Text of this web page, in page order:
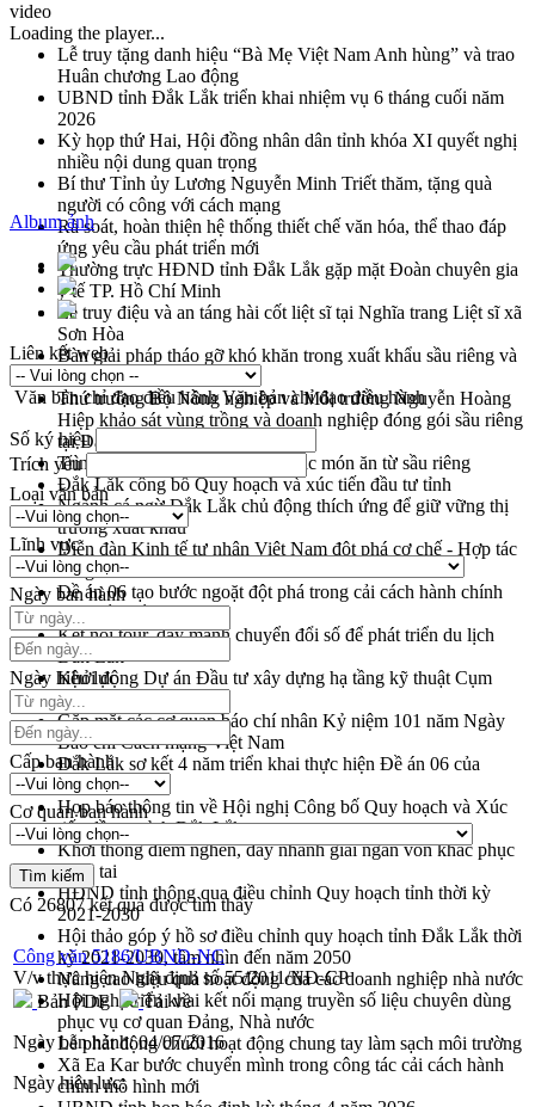
video
Loading the player...
Lễ truy tặng danh hiệu “Bà Mẹ Việt Nam Anh hùng” và trao
Huân chương Lao động
UBND tỉnh Đắk Lắk triển khai nhiệm vụ 6 tháng cuối năm
2026
Kỳ họp thứ Hai, Hội đồng nhân dân tỉnh khóa XI quyết nghị
nhiều nội dung quan trọng
Bí thư Tỉnh ủy Lương Nguyễn Minh Triết thăm, tặng quà
người có công với cách mạng
Rà soát, hoàn thiện hệ thống thiết chế văn hóa, thể thao đáp
ứng yêu cầu phát triển mới
Thường trực HĐND tỉnh Đắk Lắk gặp mặt Đoàn chuyên gia
y tế TP. Hồ Chí Minh
Lễ truy điệu và an táng hài cốt liệt sĩ tại Nghĩa trang Liệt sĩ xã
Sơn Hòa
Bàn giải pháp tháo gỡ khó khăn trong xuất khẩu sầu riêng và
triển khai quy định EUDR
Thứ trưởng Bộ Nông nghiệp và Môi trường Nguyễn Hoàng
Hiệp khảo sát vùng trồng và doanh nghiệp đóng gói sầu riêng
tại Đắk Lắk
Trình diễn nghệ thuật chế biến các món ăn từ sầu riêng
Đắk Lắk công bố Quy hoạch và xúc tiến đầu tư tỉnh
Ngành cá ngừ Đắk Lắk chủ động thích ứng để giữ vững thị
trường xuất khẩu
Diễn đàn Kinh tế tư nhân Việt Nam đột phá cơ chế - Hợp tác
công tư
Đề án 06 tạo bước ngoặt đột phá trong cải cách hành chính
tỉnh Đắk Lắk
Kết nối tour, đẩy mạnh chuyển đổi số để phát triển du lịch
Đắk Lắk
Khởi động Dự án Đầu tư xây dựng hạ tầng kỹ thuật Cụm
công nghiệp Tân Tiến
Gặp mặt các cơ quan báo chí nhân Kỷ niệm 101 năm Ngày
Báo chí Cách mạng Việt Nam
Đắk Lắk sơ kết 4 năm triển khai thực hiện Đề án 06 của
Chính phủ
Họp báo thông tin về Hội nghị Công bố Quy hoạch và Xúc
tiến đầu tư tỉnh Đắk Lắk
Khơi thông điểm nghẽn, đẩy nhanh giải ngân vốn khắc phục
thiên tai
HĐND tỉnh thông qua điều chỉnh Quy hoạch tỉnh thời kỳ
2021-2030
Hội thảo góp ý hồ sơ điều chỉnh quy hoạch tỉnh Đắk Lắk thời
kỳ 2021-2030, tầm nhìn đến năm 2050
Nâng cao hiệu quả hoạt động của các doanh nghiệp nhà nước
Hội nghị triển khai kết nối mạng truyền số liệu chuyên dùng
phục vụ cơ quan Đảng, Nhà nước
Lễ phát động chuỗi hoạt động chung tay làm sạch môi trường
Xã Ea Kar bước chuyển mình trong công tác cải cách hành
chính mô hình mới
Album ảnh
Liên kết web
Văn bản chỉ đạo điều hành Văn bản chỉ đạo điều hành
Số ký hiệu
Trích yếu
Loại văn bản
Lĩnh vực
Ngày ban hành
Ngày hiệu lực
Cấp ban hành
Cơ quan ban hành
Có 26807kết quả được tìm thấy
Công văn 5186/UBND-NC
V/v thực hiện Nghị định số 55/2011/NĐ-CP
Bản PDF
Tải về
Ngày ban hành:04/07/2016
Ngày hiệu lực: